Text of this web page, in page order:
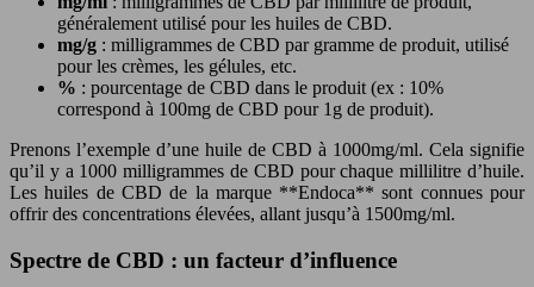
généralement utilisé pour les huiles de CBD.
mg/g : milligrammes de CBD par gramme de produit, utilisé
pour les crèmes, les gélules, etc.
% : pourcentage de CBD dans le produit (ex : 10%
correspond à 100mg de CBD pour 1g de produit).
Prenons l’exemple d’une huile de CBD à 1000mg/ml. Cela signifie
qu’il y a 1000 milligrammes de CBD pour chaque millilitre d’huile.
Les huiles de CBD de la marque **Endoca** sont connues pour
offrir des concentrations élevées, allant jusqu’à 1500mg/ml.
Spectre de CBD : un facteur d’influence